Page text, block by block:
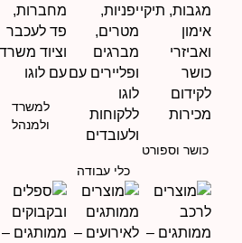
כושר וספורט
כלי עבודה
למשרד
ולמנהל